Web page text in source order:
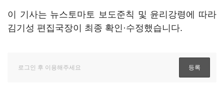
이 기사는 뉴스토마토 보도준칙 및 윤리강령에 따라
김기성 편집국장이 최종 확인·수정했습니다.